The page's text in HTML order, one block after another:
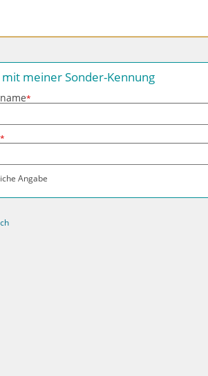
mit meiner Sonder-Kennung
*
*
Angabe